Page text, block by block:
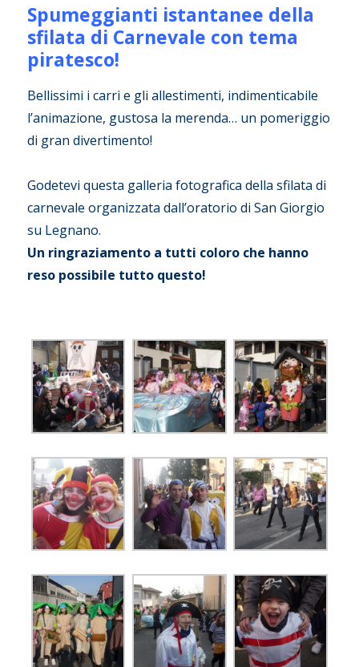
Spumeggianti istantanee della
sfilata di Carnevale con tema
piratesco!
Bellissimi i carri e gli allestimenti, indimenticabile
l’animazione, gustosa la merenda… un pomeriggio
di gran divertimento!
Godetevi questa galleria fotografica della sfilata di
carnevale organizzata dall’oratorio di San Giorgio
su Legnano.
Un ringraziamento a tutti coloro che hanno
reso possibile tutto questo!